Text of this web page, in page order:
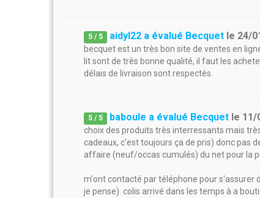
5 / 5 aidyl22 a évalué Becquet le 24/
becquet est un très bon site de ventes en
lit sont de très bonne qualité, il faut les
délais de livraison sont respectés.
5 / 5 baboule a évalué Becquet le 11/
choix des produits très interressants mais
cadeaux, c'est toujours ça de pris) donc pas
affaire (neuf/occas cumulés) du net pour la
m'ont contacté par téléphone pour
je pense). colis arrivé dans les temps à a